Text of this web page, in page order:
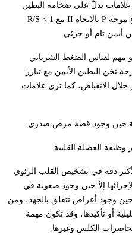
علامات تدلّ على ضخامة البطين
موجة P بالاتجاه II مع R/S < 1
أيمن تام أو جزئي.
مهم لقياس الضغط الشرياني
ثخن البطين الأيمن مع تبارز
خلال الانقباض، كما ترى علامات
حين وجود قصة مرض صدري.
وظيفة العضلة القلبية.
دقة في تشخيص القلب الرئوي
إلاّ حين وجود صعوبة في
وجود أعراض تتعلق بالجهد، ومن
أو تأكيدها، وقد تكون مهمة
كحاصرات الكلس وغيرها.